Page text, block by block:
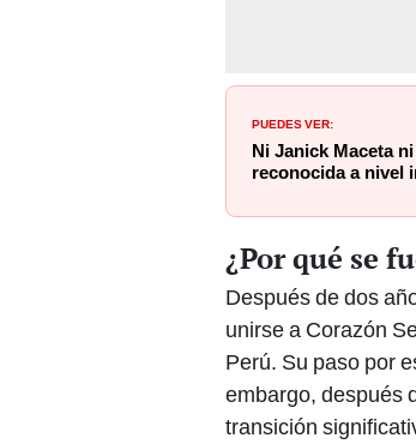
PUEDES VER:
Ni Janick Maceta
reconocida a nivel
¿Por qué se
Después de dos
unirse a Corazón
Perú. Su paso por
embargo, después
transición